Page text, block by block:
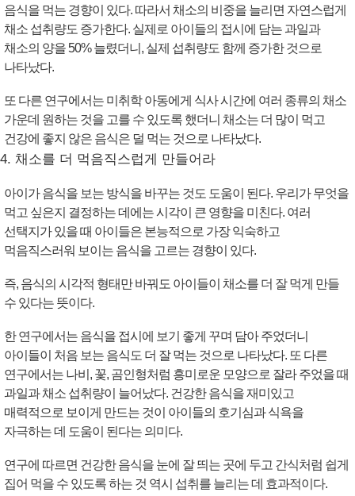
음식을 먹는 경향이 있다. 따라서 채소의 비중을 늘리면 자연스럽게
채소 섭취량도 증가한다. 실제로 아이들의 접시에 담는 과일과
채소의 양을 50% 늘렸더니, 실제 섭취량도 함께 증가한 것으로
나타났다.
또 다른 연구에서는 미취학 아동에게 식사 시간에 여러 종류의 채소
가운데 원하는 것을 고를 수 있도록 했더니 채소는 더 많이 먹고
건강에 좋지 않은 음식은 덜 먹는 것으로 나타났다.
4. 채소를 더 먹음직스럽게 만들어라
아이가 음식을 보는 방식을 바꾸는 것도 도움이 된다. 우리가 무엇을
먹고 싶은지 결정하는 데에는 시각이 큰 영향을 미친다. 여러
선택지가 있을 때 아이들은 본능적으로 가장 익숙하고
먹음직스러워 보이는 음식을 고르는 경향이 있다.
즉, 음식의 시각적 형태만 바꿔도 아이들이 채소를 더 잘 먹게 만들
수 있다는 뜻이다.
한 연구에서는 음식을 접시에 보기 좋게 꾸며 담아 주었더니
아이들이 처음 보는 음식도 더 잘 먹는 것으로 나타났다. 또 다른
연구에서는 나비, 꽃, 곰인형처럼 흥미로운 모양으로 잘라 주었을 때
과일과 채소 섭취량이 늘어났다. 건강한 음식을 재미있고
매력적으로 보이게 만드는 것이 아이들의 호기심과 식욕을
자극하는 데 도움이 된다는 의미다.
연구에 따르면 건강한 음식을 눈에 잘 띄는 곳에 두고 간식처럼 쉽게
집어 먹을 수 있도록 하는 것 역시 섭취를 늘리는 데 효과적이다.